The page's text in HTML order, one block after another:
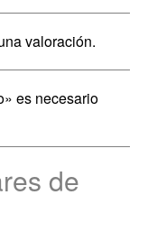
valoración.
es necesario
de